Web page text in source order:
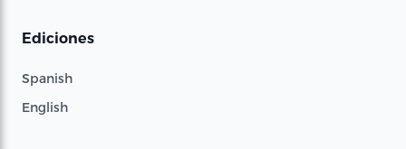
Ediciones
Spanish
English